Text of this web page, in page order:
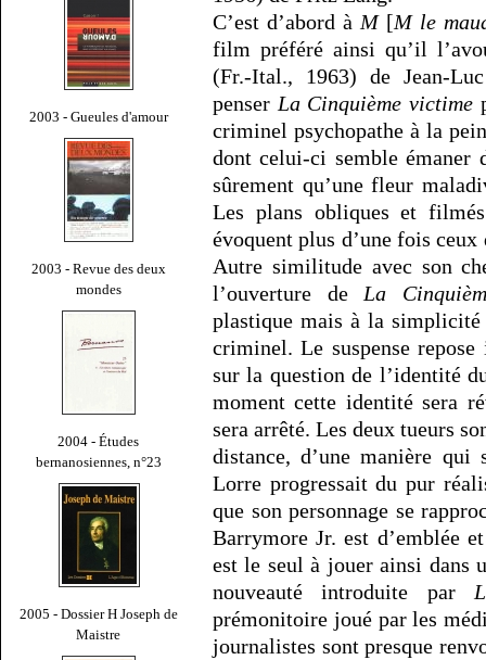
2003 - Gueules d'amour
2003 - Revue des deux
mondes
2004 - Études
bernanosiennes, n°23
2005 - Dossier H Joseph de
Maistre
C’est d’abord à M[M le
film préféré ainsi qu’il
(Fr.-Ital., 1963) de Jean-
penser La Cinquième victime
criminel psychopathe à la
dont celui-ci semble émaner
sûrement qu’une fleur
Les plans obliques et
évoquent plus d’une fois
Autre similitude avec son
l’ouverture de La
plastique mais à la
criminel. Le suspense
sur la question de l’identité
moment cette identité sera
sera arrêté. Les deux tueurs
distance, d’une manière
Lorre progressait du pur
que son personnage se
Barrymore Jr. est d’emblée
est le seul à jouer ainsi dans
nouveauté introduite par
prémonitoire joué par les
journalistes sont presque